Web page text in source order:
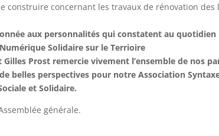
construire concernant les travaux de rénovation des
aux personnalités qui constatent au
Solidaire sur le Terrioire
Gilles Prost remercie vivement l’ensemble de nos
belles perspectives pour notre Association
et Solidaire.
générale.